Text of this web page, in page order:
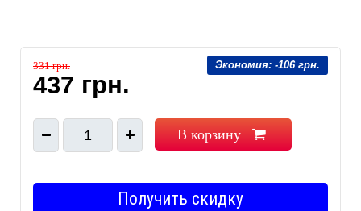
Экономия: -106 грн.
331 грн.
437 грн.
1 В корзину
Получить скидку